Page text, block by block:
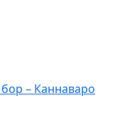
– Каннаваро